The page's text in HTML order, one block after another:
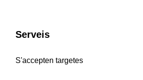
Serveis
S'accepten targetes